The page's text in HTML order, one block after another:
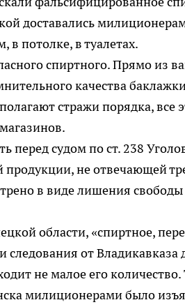
доставались
потолке, в туалетах.
спиртного. Прямо из
качества
стражи порядка, все
судом по ст. 238
продукции, не отвечающей
в виде лишения свободы
области, «спиртное,
от Владикавказа
не малое его количество.
милиционерами было